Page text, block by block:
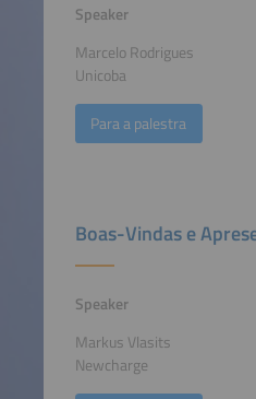
Speaker
Marcelo Rodrigues
Unicoba
Para a palestra
Boas-Vindas e
Speaker
Markus Vlasits
Newcharge